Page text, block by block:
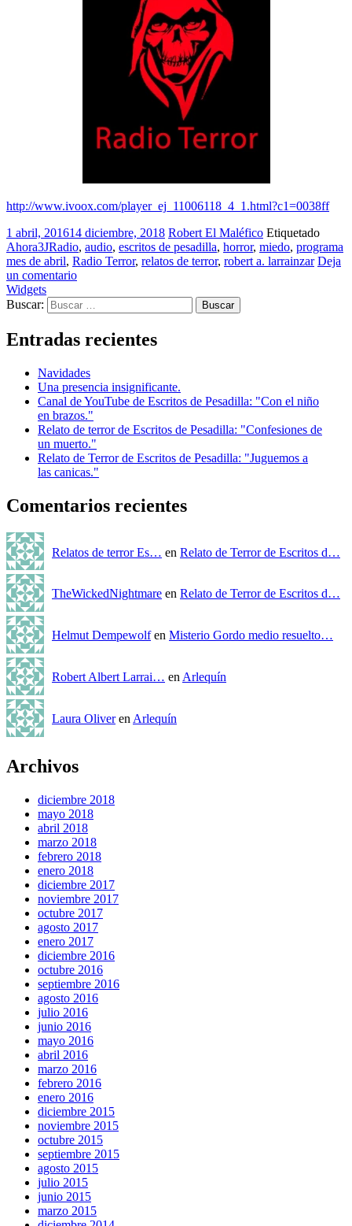
http://www.ivoox.com/player_ej_11006118_4_1.html?c1=0038ff
1 abril, 201614 diciembre, 2018 Robert El Maléfico Etiquetado
Ahora3JRadio, audio, escritos de pesadilla, horror, miedo, programa
mes de abril, Radio Terror, relatos de terror, robert a. larrainzar Deja
un comentario
Widgets
Buscar:
Entradas recientes
Navidades
Una presencia insignificante.
Canal de YouTube de Escritos de Pesadilla: "Con el niño
en brazos."
Relato de terror de Escritos de Pesadilla: "Confesiones de
un muerto."
Relato de Terror de Escritos de Pesadilla: "Juguemos a
las canicas."
Comentarios recientes
Relatos de terror Es… en Relato de Terror de Escritos d…
TheWickedNightmare en Relato de Terror de Escritos d…
Helmut Dempewolfen Misterio Gordo medio resuelto…
Robert Albert Larrai… en Arlequín
Laura Oliveren Arlequín
Archivos
diciembre 2018
mayo 2018
abril 2018
marzo 2018
febrero 2018
enero 2018
diciembre 2017
noviembre 2017
octubre 2017
agosto 2017
enero 2017
diciembre 2016
octubre 2016
septiembre 2016
agosto 2016
julio 2016
junio 2016
mayo 2016
abril 2016
marzo 2016
febrero 2016
enero 2016
diciembre 2015
noviembre 2015
octubre 2015
septiembre 2015
agosto 2015
julio 2015
junio 2015
marzo 2015